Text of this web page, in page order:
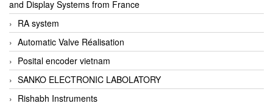
Euchner
EUCHNER GmbH + Co. KG VietNam
Eurotherm Vietnam
Eurovent
Evoqua
and Display Systems from France
RA system
Automatic Valve Réalisation
Posital encoder vietnam
SANKO ELECTRONIC LABOLATORY
Rishabh Instruments